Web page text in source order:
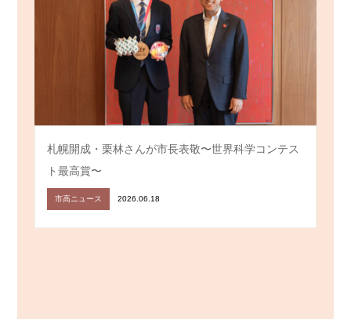
札幌開成・栗林さんが市長表敬〜世界科学コンテス
ト最高賞〜
市高ニュース 2026.06.18